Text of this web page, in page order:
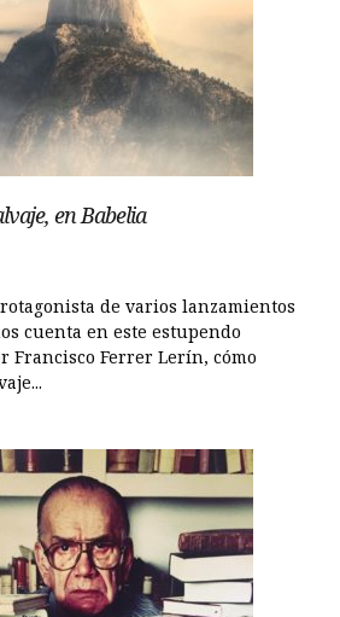
en Babelia
de varios lanzamientos
cuenta en este estupendo
Francisco Ferrer Lerín, cómo